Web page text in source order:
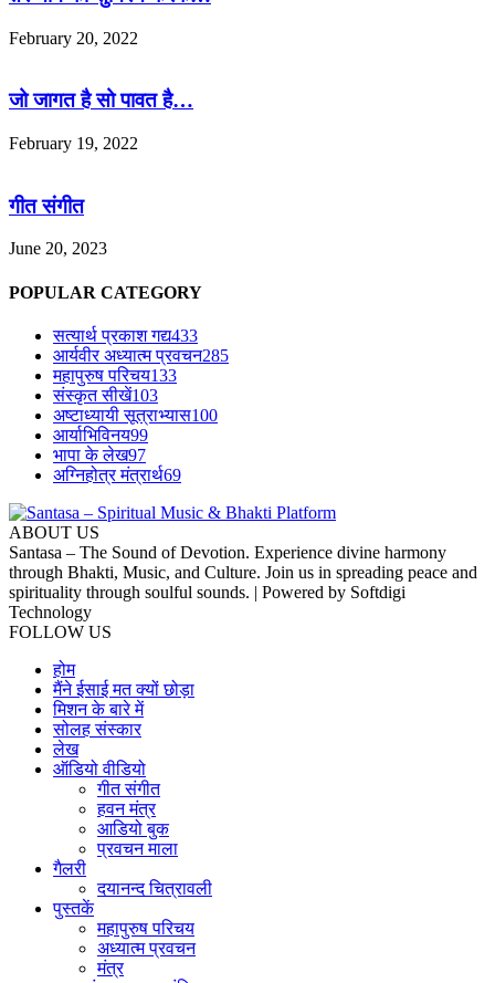
February 20, 2022
जो जागत है सो पावत है…
February 19, 2022
गीत संगीत
June 20, 2023
POPULAR CATEGORY
सत्यार्थ प्रकाश गद्य433
आर्यवीर अध्यात्म प्रवचन285
महापुरुष परिचय133
संस्कृत सीखें103
अष्टाध्यायी सूत्राभ्यास100
आर्याभिविनय99
भापा के लेख97
अग्निहोत्र मंत्रार्थ69
ABOUT US
Santasa – The Sound of Devotion. Experience divine harmony
through Bhakti, Music, and Culture. Join us in spreading peace and
spirituality through soulful sounds. | Powered by Softdigi
Technology
FOLLOW US
होम
मैंने ईसाई मत क्यों छोड़ा
मिशन के बारे में
सोलह संस्कार
लेख
ऑडियो वीडियो
गीत संगीत
हवन मंत्र
आडियो बुक
प्रवचन माला
गैलरी
दयानन्द चित्रावली
पुस्तकें
महापुरुष परिचय
अध्यात्म प्रवचन
मंत्र